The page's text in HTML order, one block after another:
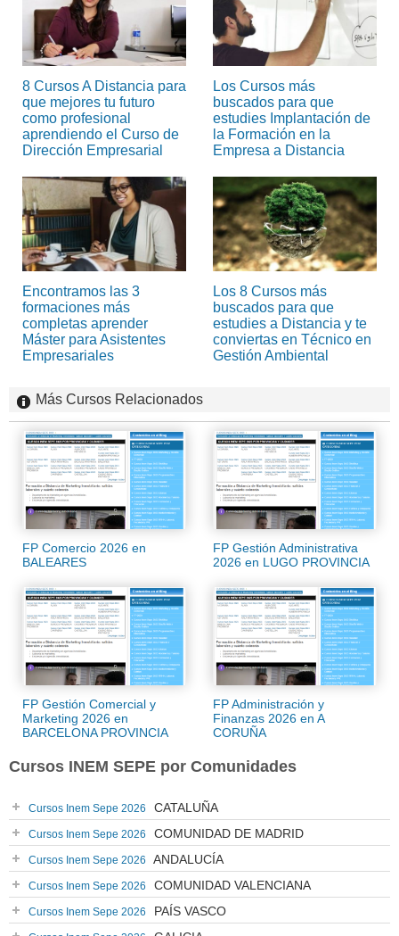
8 Cursos A Distancia para
que mejores tu futuro
como profesional
aprendiendo el Curso de
Dirección Empresarial
Los Cursos más
buscados para que
estudies Implantación de
la Formación en la
Empresa a Distancia
Encontramos las 3
formaciones más
completas aprender
Máster para Asistentes
Empresariales
Los 8 Cursos más
buscados para que
estudies a Distancia y te
conviertas en Técnico en
Gestión Ambiental
Más Cursos Relacionados
FP Comercio 2026 en
BALEARES
FP Gestión Administrativa
2026 en LUGO PROVINCIA
FP Gestión Comercial y
Marketing 2026 en
BARCELONA PROVINCIA
FP Administración y
Finanzas 2026 en A
CORUÑA
Cursos INEM SEPE por Comunidades
Cursos Inem Sepe 2026 CATALUÑA
Cursos Inem Sepe 2026 COMUNIDAD DE MADRID
Cursos Inem Sepe 2026 ANDALUCÍA
Cursos Inem Sepe 2026 COMUNIDAD VALENCIANA
Cursos Inem Sepe 2026 PAÍS VASCO